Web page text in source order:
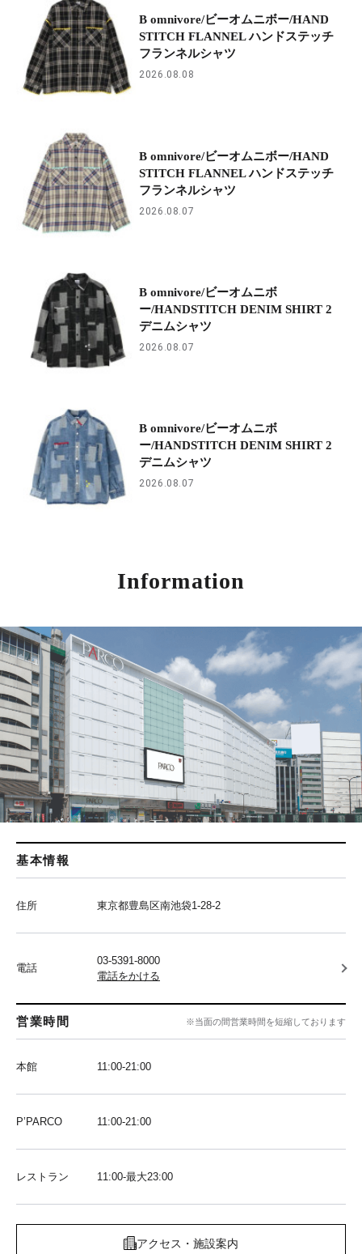
B omnivore/ビーオムニボー/HAND
STITCH FLANNEL ハンドステッチ
フランネルシャツ
2026.08.08
B omnivore/ビーオムニボー/HAND
STITCH FLANNEL ハンドステッチ
フランネルシャツ
2026.08.07
B omnivore/ビーオムニボ
ー/HANDSTITCH DENIM SHIRT 2
デニムシャツ
2026.08.07
B omnivore/ビーオムニボ
ー/HANDSTITCH DENIM SHIRT 2
デニムシャツ
2026.08.07
Information
基本情報
住所 東京都豊島区南池袋1-28-2
電話
03-5391-8000
電話をかける
営業時間 ※当面の間営業時間を短縮しております
本館 11:00-21:00
P’PARCO 11:00-21:00
レストラン 11:00-最大23:00
アクセス・施設案内